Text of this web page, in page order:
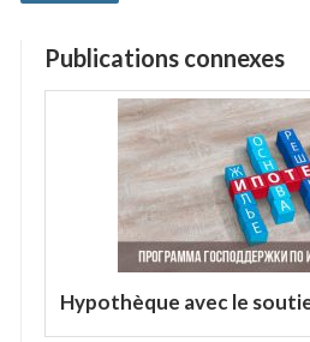
Publications connexes
Hypothèque avec le